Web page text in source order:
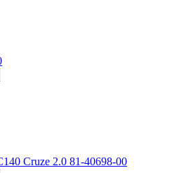
Cruze 2.0 81-40698-00